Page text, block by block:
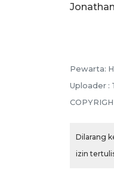
Pewarta:
Uploader :
Dilarang
izin